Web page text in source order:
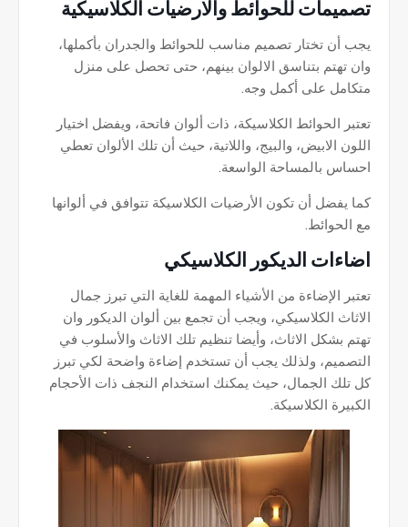
تصميمات للحوائط والارضيات الكلاسيكية
يجب أن تختار تصميم مناسب للحوائط والجدران بأكملها،
وان تهتم بتناسق الالوان بينهم، حتى تحصل على منزل
متكامل على أكمل وجه.
تعتبر الحوائط الكلاسيكة، ذات ألوان فاتحة، ويفضل اختيار
اللون الابيض، والبيج، واللاتية، حيث أن تلك الألوان تعطي
احساس بالمساحة الواسعة.
كما يفضل أن تكون الأرضيات الكلاسيكة تتوافق في ألوانها
مع الحوائط.
اضاءات الديكور الكلاسيكي
تعتبر الإضاءة من الأشياء المهمة للغاية التي تبرز جمال
الاثاث الكلاسيكي، ويجب أن تجمع بين ألوان الديكور وان
تهتم بشكل الاثاث، وأيضا تنظيم تلك الاثاث والأسلوب في
التصميم، ولذلك يجب أن تستخدم إضاءة واضحة لكي تبرز
كل تلك الجمال، حيث يمكنك استخدام النجف ذات الأحجام
الكبيرة الكلاسيكة.